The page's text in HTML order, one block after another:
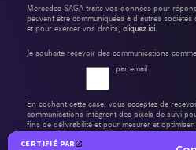
CERTIFIÉ PAR
Mercedes SAGA traite vos données pour
peuvent être communiquées à d’autres sociétés
et pour exercer vos droits, cliquez ici.
Je souhaite recevoir des communications
par email
En cochant cette case, vous acceptez de
communications intègrent des pixels de suivi
fins de délivrabilité et pour mesurer et
notrepolitique de confidentialité.